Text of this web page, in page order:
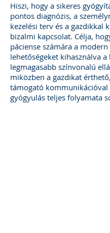
Hiszi, hogy a sikeres
pontos diagnózis, a
kezelési terv és a gazdikkal
bizalmi kapcsolat. Célja,
páciense számára a
lehetőségeket kihasználva a
legmagasabb színvonalú
miközben a gazdikat
támogató kommunikációval
gyógyulás teljes folyamata